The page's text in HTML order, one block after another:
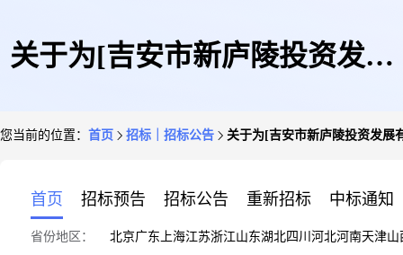
关于为[吉安市新庐陵投资发展
您当前的位置： 首页 招标｜招标公告 关于为[吉安市新庐陵投资发展
首页 招标预告 招标公告 重新招标 中标通知
省份地区： 北京广东 上海江苏浙江山东湖北四川 河北河南天津山